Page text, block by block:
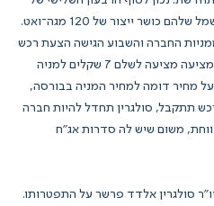
2023, יש לה מתקנים מחוברים לחשמל שלהם כושר ייצור של 120 מגה־ואט.
קפיטל מחזיקה ב־78.6% ממניות החברה והשבוע הגישה הצעת רכש
לרכישת המניות שאינן בידיה. הקרן מציעה מציעה לשלם 7 שקלים למניה
מדובר על מחיר דומה למחיר המניה בבורסה,
הרכש תתקבל, סולגרין תחדל להיות חברה
משום שיש לה סדרות אג"ח
סולגרין אלדד פרשר על התפטרותו.